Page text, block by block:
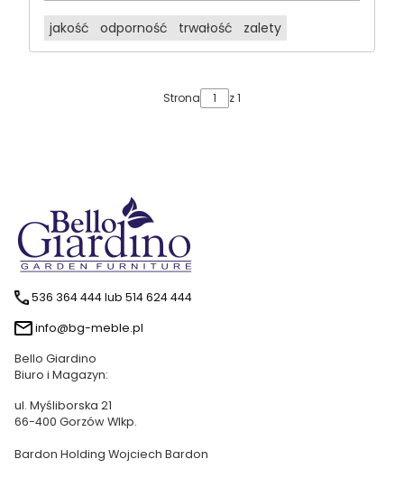
jakość odporność trwałość zalety
Strona z 1
536 364 444 lub 514 624 444
info@bg-meble.pl
Bello Giardino
Biuro i Magazyn:
ul. Myśliborska 21
66-400 Gorzów Wlkp.
Bardon Holding Wojciech Bardon